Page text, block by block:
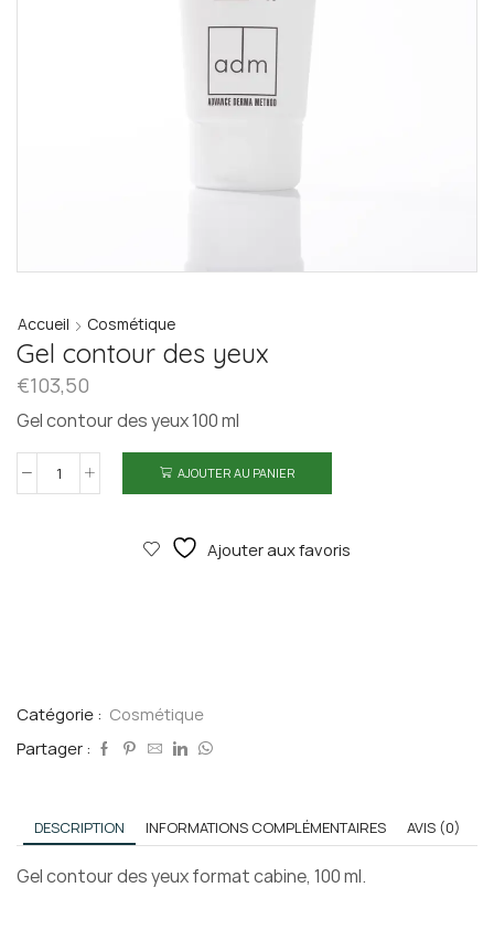
Accueil Cosmétique
Gel contour des yeux
€103,50
Gel contour des yeux 100 ml
quantité
AJOUTER AU PANIER
Ajouter aux favoris
Catégorie : Cosmétique
Partager :
DESCRIPTION INFORMATIONS COMPLÉMENTAIRES AVIS (0)
Gel contour des yeux format cabine, 100 ml.